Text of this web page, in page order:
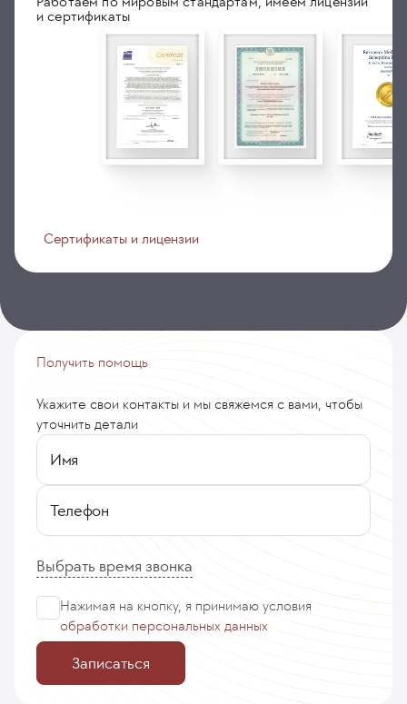
и сертификаты
Сертификаты и лицензии
Получить помощь
Укажите свои контакты и мы свяжемся с вами, чтобы
уточнить детали
Имя
Телефон
Выбрать время звонка
Нажимая на кнопку, я принимаю условия
обработки персональных данных
Записаться